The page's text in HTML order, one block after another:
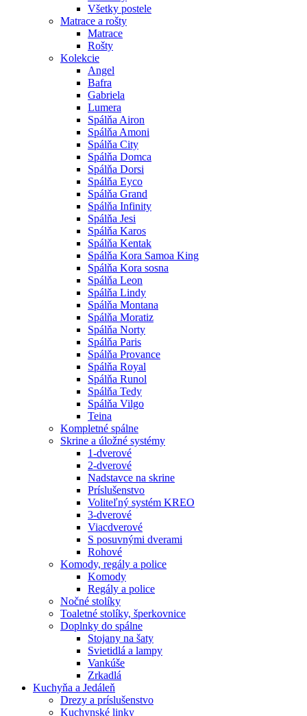
Všetky postele
Matrace a rošty
Matrace
Rošty
Kolekcie
Angel
Bafra
Gabriela
Lumera
Spálňa Airon
Spálňa Amoni
Spálňa City
Spálňa Domca
Spálňa Dorsi
Spálňa Eyco
Spálňa Grand
Spálňa Infinity
Spálňa Jesi
Spálňa Karos
Spálňa Kentak
Spálňa Kora Samoa King
Spálňa Kora sosna
Spálňa Leon
Spálňa Lindy
Spálňa Montana
Spálňa Moratiz
Spálňa Norty
Spálňa Paris
Spálňa Provance
Spálňa Royal
Spálňa Runol
Spálňa Tedy
Spálňa Vilgo
Teina
Kompletné spálne
Skrine a úložné systémy
1-dverové
2-dverové
Nadstavce na skrine
Príslušenstvo
Voliteľný systém KREO
3-dverové
Viacdverové
S posuvnými dverami
Rohové
Komody, regály a police
Komody
Regály a police
Nočné stolíky
Toaletné stolíky, šperkovnice
Doplnky do spálne
Stojany na šaty
Svietidlá a lampy
Vankúše
Zrkadlá
Kuchyňa a Jedáleň
Drezy a príslušenstvo
Kuchynské linky